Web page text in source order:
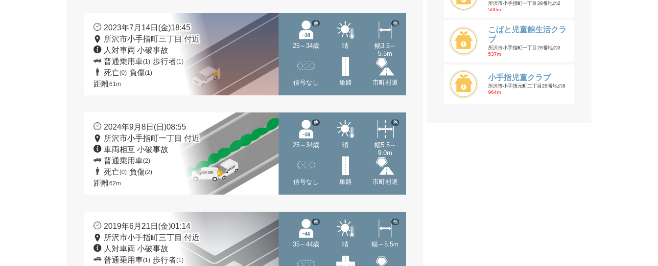
2023年7月14日(金)18:45
所沢市小手指町三丁目 付近
人対車両 小破事故
普通乗用車(1) 歩行者(1)
死亡(0) 負傷(1)
距離61m
25～34歳
他
晴
幅3.5～
5.5m
他
信号なし 単路 市町村道
2024年9月8日(日)08:55
所沢市小手指町一丁目 付近
車両相互 小破事故
普通乗用車(2)
死亡(0) 負傷(2)
距離62m
25～34歳
他
晴
幅5.5～
9.0m
他
信号なし 単路 市町村道
2019年6月21日(金)01:14
所沢市小手指町三丁目 付近
人対車両 小破事故
普通乗用車(1) 歩行者(1)
35～44歳
他
晴 幅～5.5m
他
所沢市小手指町一丁目39番地の2
500m
こばと児童館生活クラ
ブ
所沢市小手指町一丁目28番地の3
537m
小手指児童クラブ
所沢市小手指元町二丁目28番地の8
964m